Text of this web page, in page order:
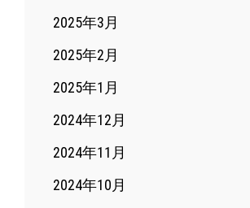
2025年3月
2025年2月
2025年1月
2024年12月
2024年11月
2024年10月